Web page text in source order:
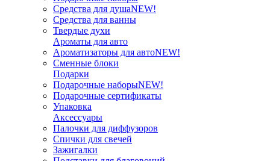
Средства для душаNEW!
Средства для ванны
Твердые духи
Ароматы для авто
Ароматизаторы для автоNEW!
Сменные блоки
Подарки
Подарочные наборыNEW!
Подарочные сертификаты
Упаковка
Аксессуары
Палочки для диффузоров
Спички для свечей
Зажигалки